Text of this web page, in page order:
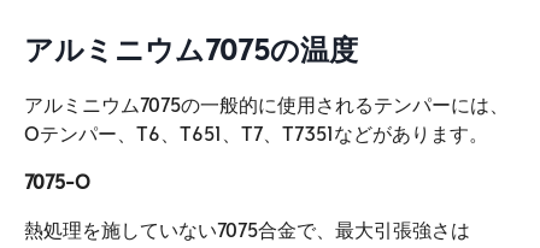
アルミニウム7075の温度
アルミニウム7075の一般的に使用されるテンパーには、
Oテンパー、T6、T651、T7、T7351などがあります。
7075-O
熱処理を施していない7075合金で、最大引張強さは